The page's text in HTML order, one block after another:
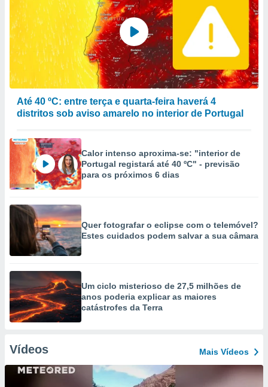
Até 40 ºC: entre terça e quarta-feira haverá 4
distritos sob aviso amarelo no interior de Portugal
Calor intenso aproxima-se: "interior de
Portugal registará até 40 ºC" - previsão
para os próximos 6 dias
Quer fotografar o eclipse com o telemóvel?
Estes cuidados podem salvar a sua câmara
Um ciclo misterioso de 27,5 milhões de
anos poderia explicar as maiores
catástrofes da Terra
Vídeos Mais Vídeos